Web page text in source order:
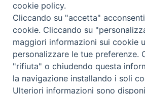
Copyright © 2019 - Tutti i
Trentina Editrice
Privacy Policy
cookie policy.
Cliccando su "accetta"
cookie. Cliccando su
maggiori informazioni sui cookie
personalizzare le tue preferenze.
"rifiuta" o chiudendo questa
la navigazione installando i soli
Ulteriori informazioni sono